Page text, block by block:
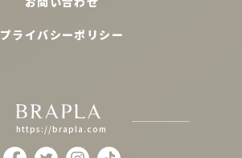
プライバシーポリシー
https://brapla.com